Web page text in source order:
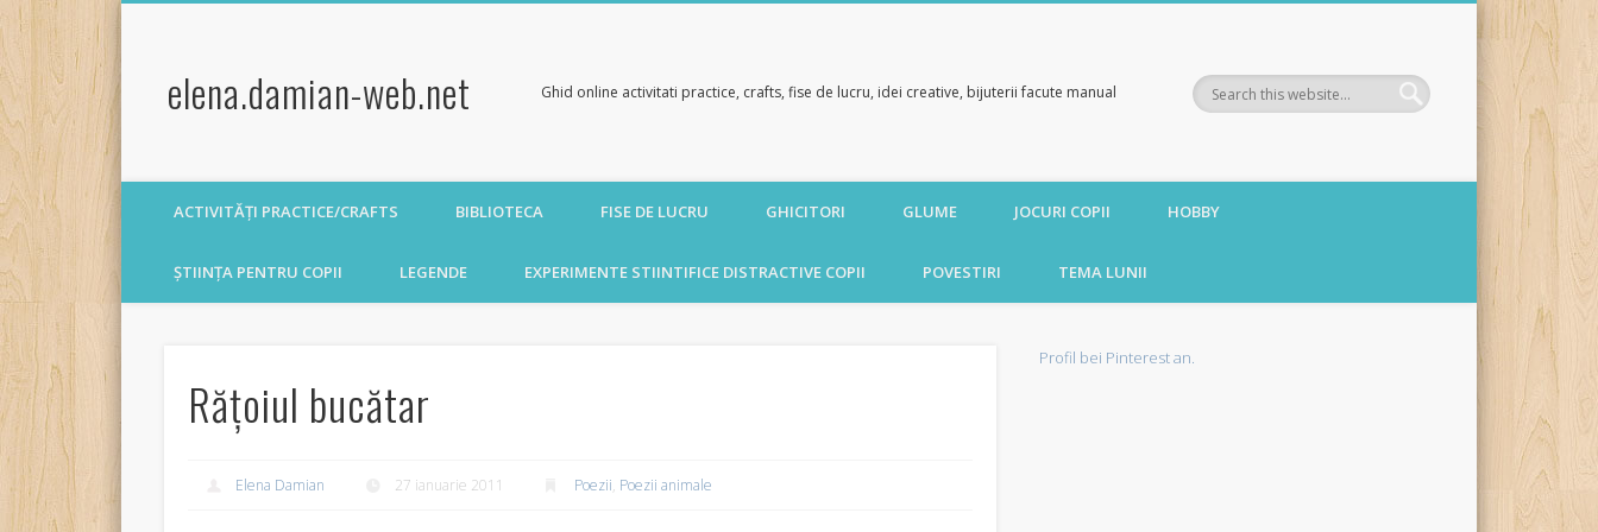
elena.damian-web.net Ghid online activitati practice, crafts, fise de lucru, idei creative, bijuterii facute manual
ACTIVITĂȚI PRACTICE/CRAFTS BIBLIOTECA FISE DE LUCRU GHICITORI GLUME JOCURI COPII HOBBY
ȘTIINȚA PENTRU COPII LEGENDE EXPERIMENTE STIINTIFICE DISTRACTIVE COPII POVESTIRI TEMA LUNII
Răţoiul bucătar
Elena Damian 27 ianuarie 2011 Poezii, Poezii animale
Profil bei Pinterest an.